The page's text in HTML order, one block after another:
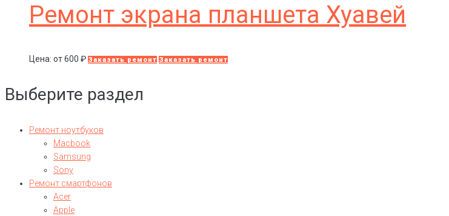
Ремонт экрана планшета Хуавей
Цена: от600 ₽ Заказать ремонт Заказать ремонт
Выберите раздел
Ремонт ноутбуков
Macbook
Samsung
Sony
Ремонт смартфонов
Acer
Apple